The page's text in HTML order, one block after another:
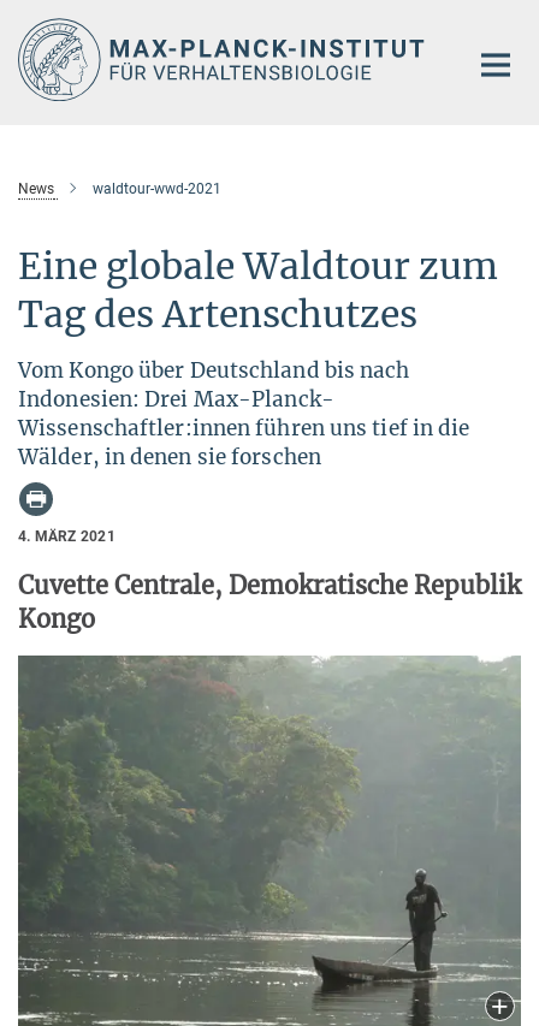
Hauptinhalt
News waldtour-wwd-2021
Eine globale Waldtour zum
Tag des Artenschutzes
Vom Kongo über Deutschland bis nach
Indonesien: Drei Max-Planck-
Wissenschaftler:innen führen uns tief in die
Wälder, in denen sie forschen
4. MÄRZ 2021
Cuvette Centrale, Demokratische Republik
Kongo